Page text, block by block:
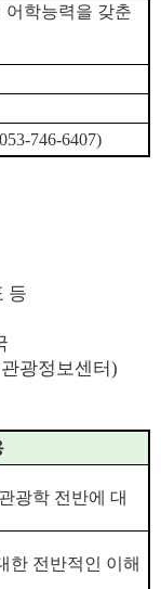
어학능력을 갖춘
746-6407)
등
광정보센터)
광학 전반에 대
한 전반적인 이해